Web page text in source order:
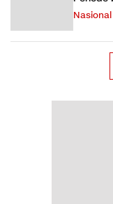
Nasional